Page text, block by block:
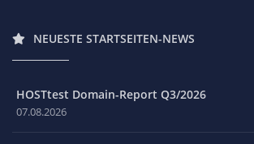
NEUESTE STARTSEITEN-NEWS
HOSTtest Domain-Report Q3/2026
07.08.2026